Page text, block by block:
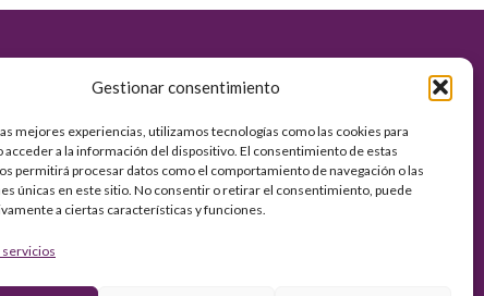
Gestionar consentimiento
mejores experiencias, utilizamos tecnologías como las cookies para
acceder a la información del dispositivo. El consentimiento de estas
permitirá procesar datos como el comportamiento de navegación o las
únicas en este sitio. No consentir o retirar el consentimiento, puede
a ciertas características y funciones.
servicios